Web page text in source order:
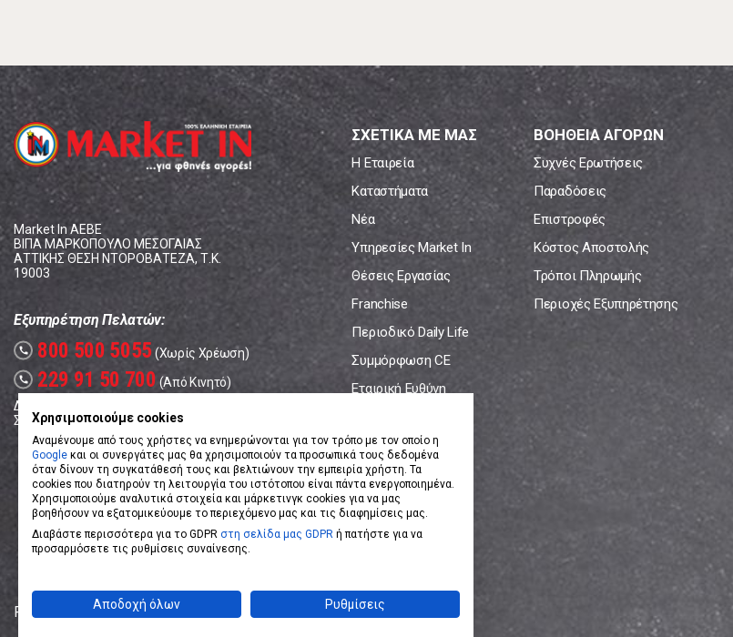
Market In ΑΕΒΕ
ΒΙΠΑ ΜΑΡΚΟΠΟΥΛΟ ΜΕΣΟΓΑΙΑΣ
ΑΤΤΙΚΗΣ ΘΕΣΗ ΝΤΟΡΟΒΑΤΕΖΑ, Τ.Κ.
19003
Εξυπηρέτηση Πελατών:
call 800 500 5055 (Χωρίς Χρέωση)
call 229 91 50 700 (Από Κινητό)
Δευτέρα - Παρασκευή: 08:00 - 17:00
Σάββατο: 08:00 – 14:00
ΣΧΕΤΙΚΑ ΜΕ ΜΑΣ
Η Εταιρεία
Καταστήματα
Νέα
Υπηρεσίες Market In
Θέσεις Εργασίας
Franchise
Περιοδικό Daily Life
Συμμόρφωση CE
Εταιρική Ευθύνη
ΒΟΗΘΕΙΑ ΑΓΟΡΩΝ
Συχνές Ερωτήσεις
Παραδόσεις
Επιστροφές
Κόστος Αποστολής
Τρόποι Πληρωμής
Περιοχές Εξυπηρέτησης
Powered by eShopKeyDesigned by Koolmetrix
Χρησιμοποιούμε cookies
Αναμένουμε από τους χρήστες να ενημερώνονται για τον τρόπο με τον οποίο η
Google και οι συνεργάτες μας θα χρησιμοποιούν τα προσωπικά τους δεδομένα
όταν δίνουν τη συγκατάθεσή τους και βελτιώνουν την εμπειρία χρήστη. Τα
cookies που διατηρούν τη λειτουργία του ιστότοπου είναι πάντα ενεργοποιημένα.
Χρησιμοποιούμε αναλυτικά στοιχεία και μάρκετινγκ cookies για να μας
βοηθήσουν να εξατομικεύουμε το περιεχόμενο μας και τις διαφημίσεις μας.
Διαβάστε περισσότερα για το GDPR στη σελίδα μας GDPR ή πατήστε για να
προσαρμόσετε τις ρυθμίσεις συναίνεσης.
Αποδοχή όλων Ρυθμίσεις